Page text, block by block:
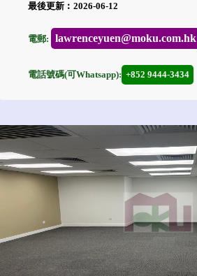
最後更新︰2026-06-12
電郵: lawrenceyuen@moku.com.hk
電話號碼(可Whatsapp): +852 9444-3434